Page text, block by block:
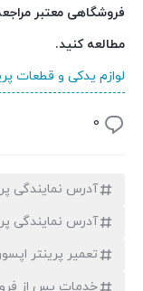
فروشگاهی معتبر
مطالعه کنید.
لوازم یدکی و قطعات
0
آدرس نمایندگی
آدرس نمایندگی
تعمیر پرینتر
خدمات پس از